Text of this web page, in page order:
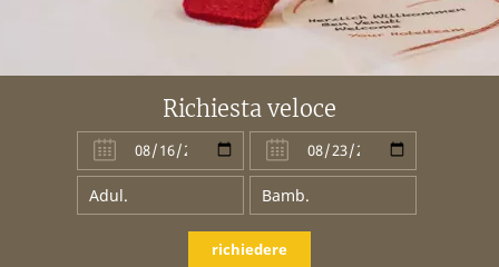
Richiesta veloce
richiedere